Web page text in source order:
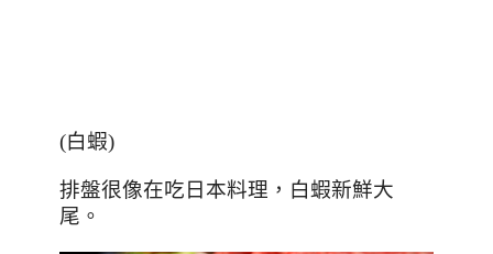
(白蝦)
排盤很像在吃日本料理，白蝦新鮮大
尾。